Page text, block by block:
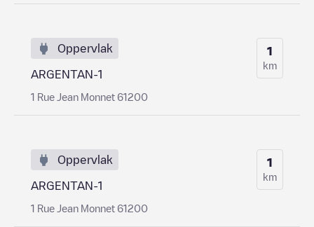
Oppervlak
ARGENTAN-1
1 Rue Jean Monnet 61200
1
km
Oppervlak
ARGENTAN-1
1 Rue Jean Monnet 61200
1
km